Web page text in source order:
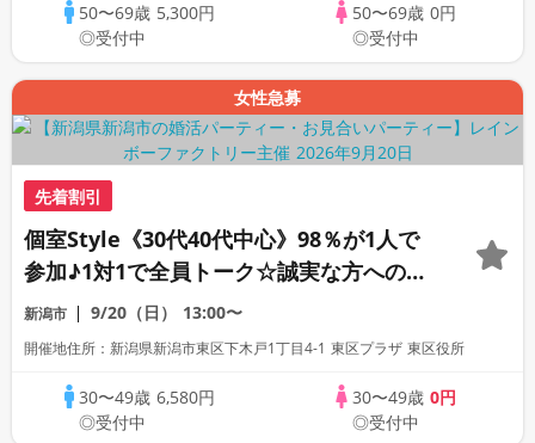
50〜69歳 5,300円
◎受付中
50〜69歳 0円
◎受付中
女性急募
先着割引
個室Style《30代40代中心》98％が1人で
参加♪1対1で全員トーク☆誠実な方への婚
活パーティー
新潟市 9/20（日） 13:00〜
開催地住所：新潟県新潟市東区下木戸1丁目4-1 東区プラザ 東区役所
30〜49歳 6,580円
◎受付中
30〜49歳 0円
◎受付中